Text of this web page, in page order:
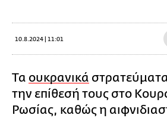
10.8.2024 | 11:01
Τα ουκρανικά
την επίθεσή τους στο
Ρωσίας, καθώς η